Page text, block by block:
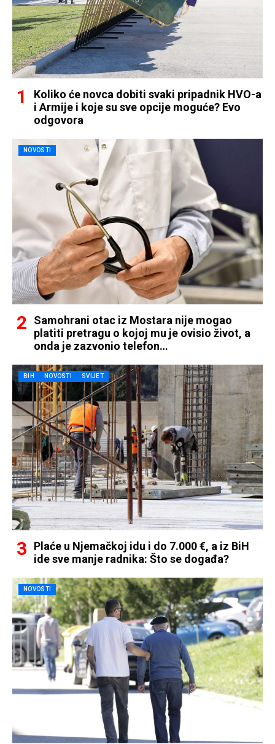
Koliko će novca dobiti svaki pripadnik HVO-a
i Armije i koje su sve opcije moguće? Evo
odgovora
NOVOSTI
Samohrani otac iz Mostara nije mogao
platiti pretragu o kojoj mu je ovisio život, a
onda je zazvonio telefon…
BIH NOVOSTI SVIJET
Plaće u Njemačkoj idu i do 7.000 €, a iz BiH
ide sve manje radnika: Što se događa?
NOVOSTI